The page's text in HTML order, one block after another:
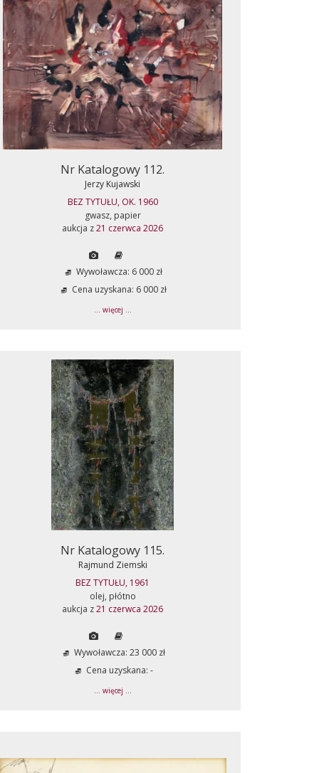
Nr Katalogowy 112.
Jerzy Kujawski
BEZ TYTUŁU, OK. 1960
gwasz, papier
aukcja z21 czerwca 2026
Wywoławcza: 6 000 zł
Cena uzyskana: 6 000 zł
... więcej ...
Nr Katalogowy 115.
Rajmund Ziemski
BEZ TYTUŁU, 1961
olej, płótno
aukcja z21 czerwca 2026
Wywoławcza: 23 000 zł
Cena uzyskana: -
... więcej ...